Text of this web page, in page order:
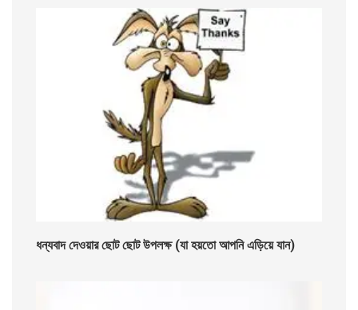
ধন্যবাদ দেওয়ার ছোট ছোট উপলক্ষ (যা হয়তো আপনি এড়িয়ে যান)